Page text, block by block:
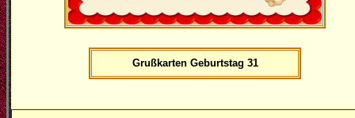
Grußkarten Geburtstag 31